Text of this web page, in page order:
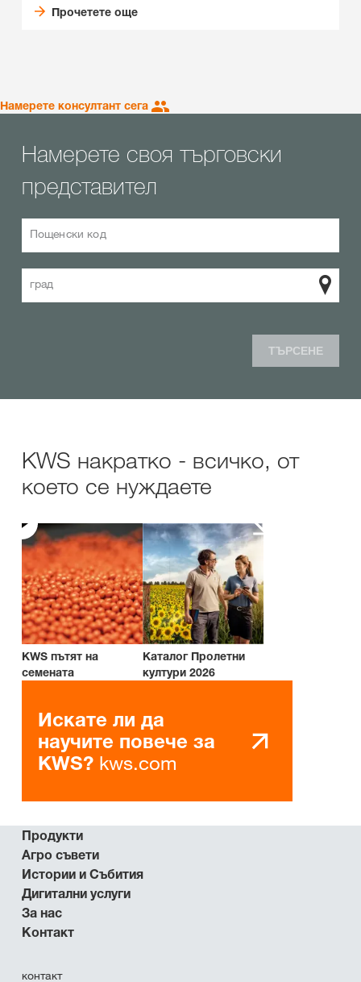
Прочетете още
Намерете консултант сега
Намерете своя търговски
представител
Пощенски код
град
ТЪРСЕНЕ
KWS накратко - всичко, от
което се нуждаете
KWS пътят на
семената
Каталог Пролетни
култури 2026
Искате ли да
научите повече за
KWS? kws.com
Продукти
Агро съвети
Истории и Събития
Дигитални услуги
За нас
Контакт
контакт